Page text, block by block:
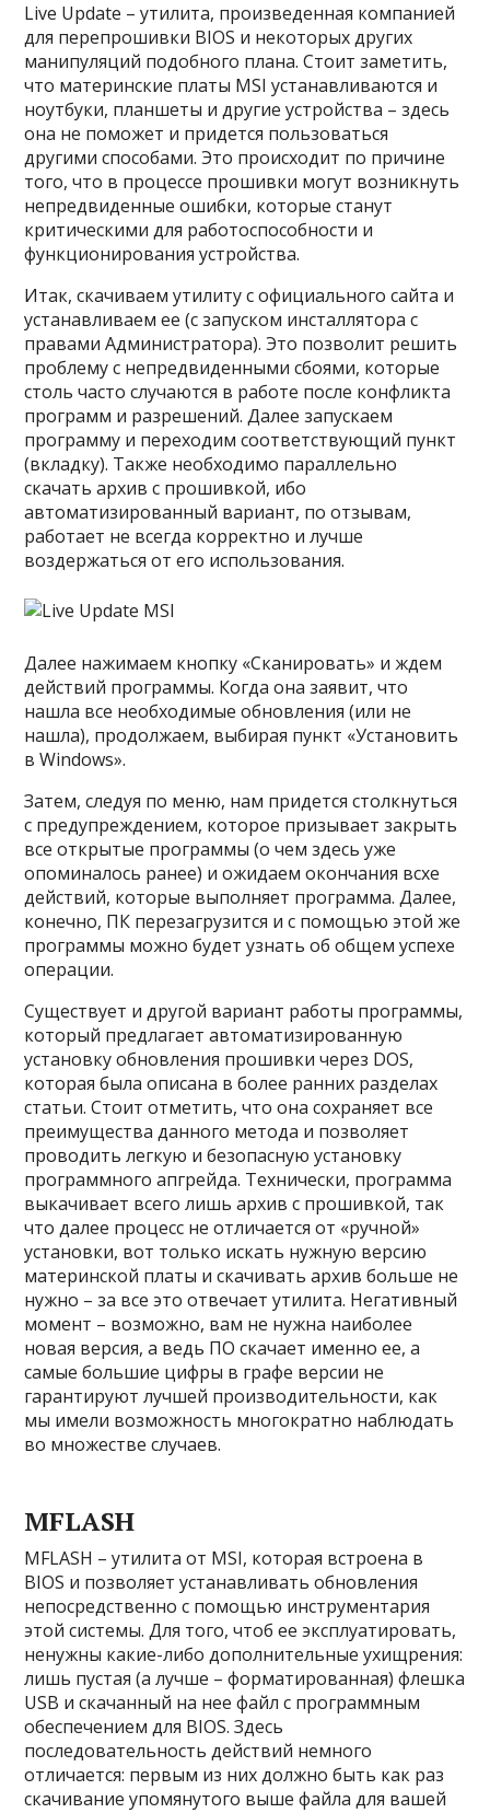
Live Update – утилита, произведенная компанией
для перепрошивки BIOS и некоторых других
манипуляций подобного плана. Стоит заметить,
что материнские платы MSI устанавливаются и
ноутбуки, планшеты и другие устройства – здесь
она не поможет и придется пользоваться
другими способами. Это происходит по причине
того, что в процессе прошивки могут возникнуть
непредвиденные ошибки, которые станут
критическими для работоспособности и
функционирования устройства.
Итак, скачиваем утилиту с официального сайта и
устанавливаем ее (с запуском инсталлятора с
правами Администратора). Это позволит решить
проблему с непредвиденными сбоями, которые
столь часто случаются в работе после конфликта
программ и разрешений. Далее запускаем
программу и переходим соответствующий пункт
(вкладку). Также необходимо параллельно
скачать архив с прошивкой, ибо
автоматизированный вариант, по отзывам,
работает не всегда корректно и лучше
воздержаться от его использования.
Далее нажимаем кнопку «Сканировать» и ждем
действий программы. Когда она заявит, что
нашла все необходимые обновления (или не
нашла), продолжаем, выбирая пункт «Установить
в Windows».
Затем, следуя по меню, нам придется столкнуться
с предупреждением, которое призывает закрыть
все открытые программы (о чем здесь уже
опоминалось ранее) и ожидаем окончания всхе
действий, которые выполняет программа. Далее,
конечно, ПК перезагрузится и с помощью этой же
программы можно будет узнать об общем успехе
операции.
Существует и другой вариант работы программы,
который предлагает автоматизированную
установку обновления прошивки через DOS,
которая была описана в более ранних разделах
статьи. Стоит отметить, что она сохраняет все
преимущества данного метода и позволяет
проводить легкую и безопасную установку
программного апгрейда. Технически, программа
выкачивает всего лишь архив с прошивкой, так
что далее процесс не отличается от «ручной»
установки, вот только искать нужную версию
материнской платы и скачивать архив больше не
нужно – за все это отвечает утилита. Негативный
момент – возможно, вам не нужна наиболее
новая версия, а ведь ПО скачает именно ее, а
самые большие цифры в графе версии не
гарантируют лучшей производительности, как
мы имели возможность многократно наблюдать
во множестве случаев.
MFLASH
MFLASH – утилита от MSI, которая встроена в
BIOS и позволяет устанавливать обновления
непосредственно с помощью инструментария
этой системы. Для того, чтоб ее эксплуатировать,
ненужны какие-либо дополнительные ухищрения:
лишь пустая (а лучше – форматированная) флешка
USB и скачанный на нее файл с программным
обеспечением для BIOS. Здесь
последовательность действий немного
отличается: первым из них должно быть как раз
скачивание упомянутого выше файла для вашей